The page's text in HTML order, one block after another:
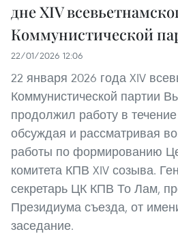
дне XIV
Коммунистической
22/01/2026 12:06
22 января 2026 года XIV
Коммунистической партии
продолжил работу в
обсуждая и рассматривая
работы по формированию
комитета КПВ XIV созыва.
секретарь ЦК КПВ То Лам,
Президиума съезда, от
заседание.